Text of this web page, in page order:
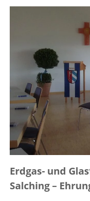
Erdgas- und
Salching –